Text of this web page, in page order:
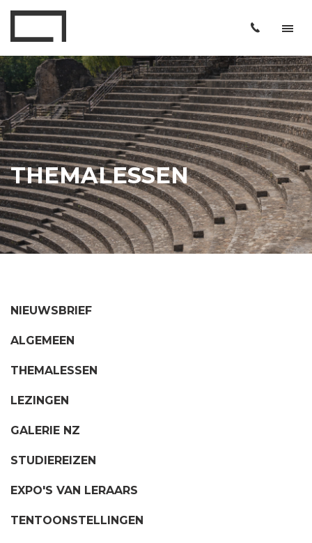
THEMALESSEN
NIEUWSBRIEF
ALGEMEEN
THEMALESSEN
LEZINGEN
GALERIE NZ
STUDIEREIZEN
EXPO'S VAN LERAARS
TENTOONSTELLINGEN